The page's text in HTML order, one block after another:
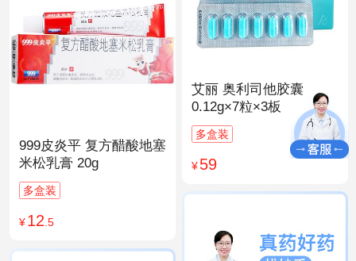
艾丽 奥利司他胶囊
0.12g×7粒×3板
多盒装
¥59
999皮炎平 复方醋酸地塞
米松乳膏 20g
多盒装
¥12 .5